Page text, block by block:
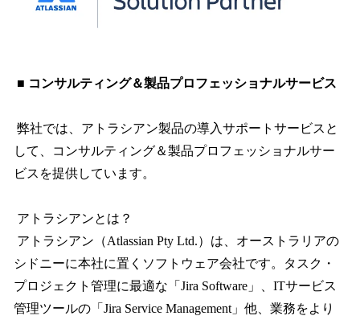
■ コンサルティング＆製品プロフェッショナルサービス
弊社では、アトラシアン製品の導入サポートサービスと
して、コンサルティング＆製品プロフェッショナルサー
ビスを提供しています。
アトラシアンとは？
アトラシアン（Atlassian Pty Ltd.）は、オーストラリアの
シドニーに本社に置くソフトウェア会社です。タスク・
プロジェクト管理に最適な「Jira Software」、ITサービス
管理ツールの「Jira Service Management」他、業務をより